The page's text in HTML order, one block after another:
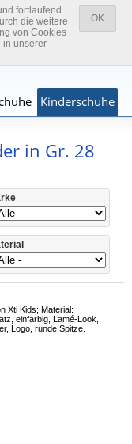
OK
fortlaufend
die weitere
von Cookies
in unserer
Kinderschuhe
in Gr. 28
Xti Kids; Material:
einfarbig, Lamé-Look,
Logo, runde Spitze.